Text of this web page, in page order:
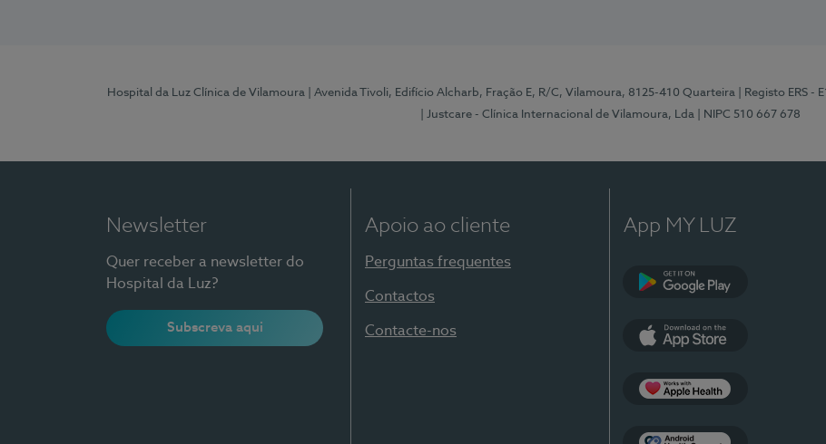
Hospital da Luz Clínica de Vilamoura | Avenida Tivoli, Edifício Alcharb, Fração E, R/C, Vilamoura, 8125-410 Quarteira | Registo ERS -
| Justcare - Clínica Internacional de Vilamoura, Lda
| NIPC 510 667 678
Newsletter
Quer receber a newsletter do
Hospital da Luz?
Subscreva aqui
Apoio ao cliente
Perguntas frequentes
Contactos
Contacte-nos
App MY LUZ